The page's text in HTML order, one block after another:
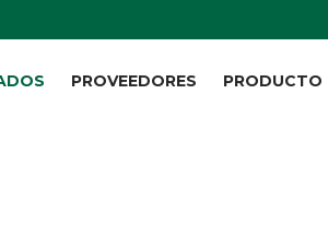
PROVEEDORES PRODUCTO